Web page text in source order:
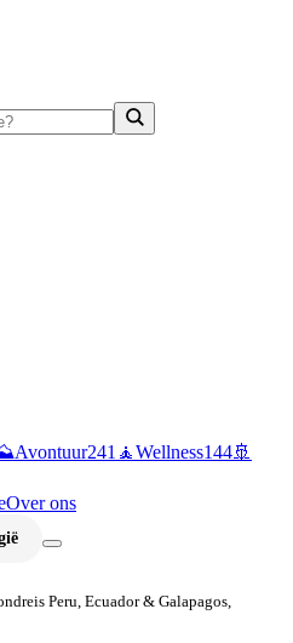
Avontuur241 🧘Wellness144🚢
Over ons
Peru, Ecuador & Galapagos,